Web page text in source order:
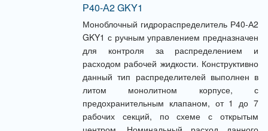
Р40-А2 GKY1
Моноблочный гидрораспределитель Р40-А2
GKY1 с ручным управлением предназначен
для контроля за распределением и
расходом рабочей жидкости. Конструктивно
данный тип распределителей выполнен в
литом монолитном корпусе, с
предохранительным клапаном, от 1 до 7
рабочих секций, по схеме с открытым